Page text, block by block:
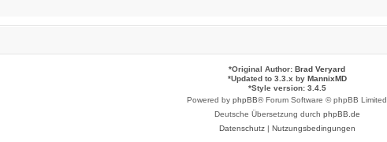
*Original Author: Brad Veryard
*Updated to 3.3.x by MannixMD
*Style version: 3.4.5
Powered by phpBB® Forum Software © phpBB Limited
Deutsche Übersetzung durch phpBB.de
Datenschutz| Nutzungsbedingungen